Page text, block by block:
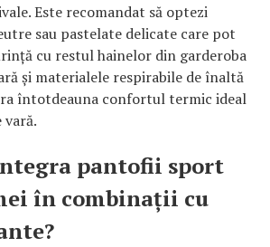
Este recomandat să optezi
sau pastelate delicate care pot
cu restul hainelor din garderoba
și materialele respirabile de înaltă
întotdeauna confortul termic ideal
pantofii sport
în combinații cu